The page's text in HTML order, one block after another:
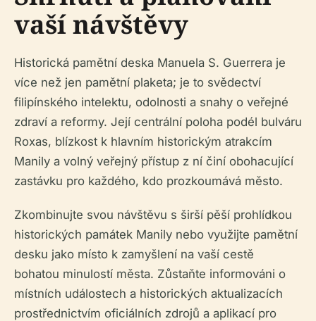
vaší návštěvy
Historická pamětní deska Manuela S. Guerrera je
více než jen pamětní plaketa; je to svědectví
filipínského intelektu, odolnosti a snahy o veřejné
zdraví a reformy. Její centrální poloha podél bulváru
Roxas, blízkost k hlavním historickým atrakcím
Manily a volný veřejný přístup z ní činí obohacující
zastávku pro každého, kdo prozkoumává město.
Zkombinujte svou návštěvu s širší pěší prohlídkou
historických památek Manily nebo využijte pamětní
desku jako místo k zamyšlení na vaší cestě
bohatou minulostí města. Zůstaňte informováni o
místních událostech a historických aktualizacích
prostřednictvím oficiálních zdrojů a aplikací pro